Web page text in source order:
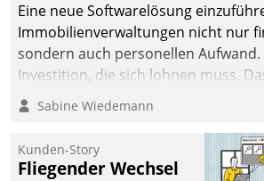
Eine neue Softwarelösung
Immobilienverwaltungen nicht nur
sondern auch personellen Aufwand.
Investition, die sich lohnen muss.
nachhaltige Optimierung der
dieses Ziel erreicht wird, sollten
Sabine Wiedemann
Kunden-Story
Fliegender Wechsel